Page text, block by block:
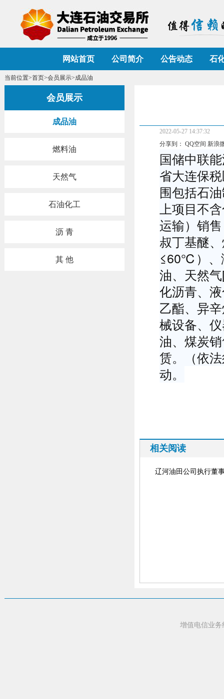
网站首页 公司简介 公告动态 石
当前位置>首页>会员展示>成品油
会员展示
成品油
燃料油
天然气
石油化工
沥 青
其 他
2022-05-27 14:37:32
分享到： QQ空间 新浪
国储中联
省大连保
围包括石
上项目不
运输）销
叔丁基醚
≤60℃）、
油、天然
化沥青、
乙酯、异
械设备、
油、煤炭
赁。（依
动。
相关阅读
辽河油田公司执行董
增值电信业务